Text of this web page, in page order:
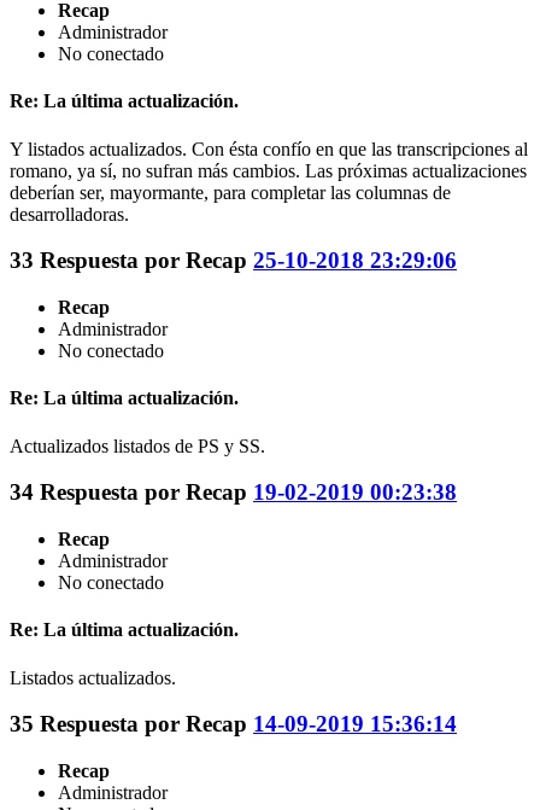
Recap
Administrador
No conectado
Re: La última actualización.
Y listados actualizados. Con ésta confío en que las transcripciones al
romano, ya sí, no sufran más cambios. Las próximas actualizaciones
deberían ser, mayormante, para completar las columnas de
desarrolladoras.
33 Respuesta por Recap 25-10-2018 23:29:06
Recap
Administrador
No conectado
Re: La última actualización.
Actualizados listados de PS y SS.
34 Respuesta por Recap 19-02-2019 00:23:38
Recap
Administrador
No conectado
Re: La última actualización.
Listados actualizados.
35 Respuesta por Recap 14-09-2019 15:36:14
Recap
Administrador